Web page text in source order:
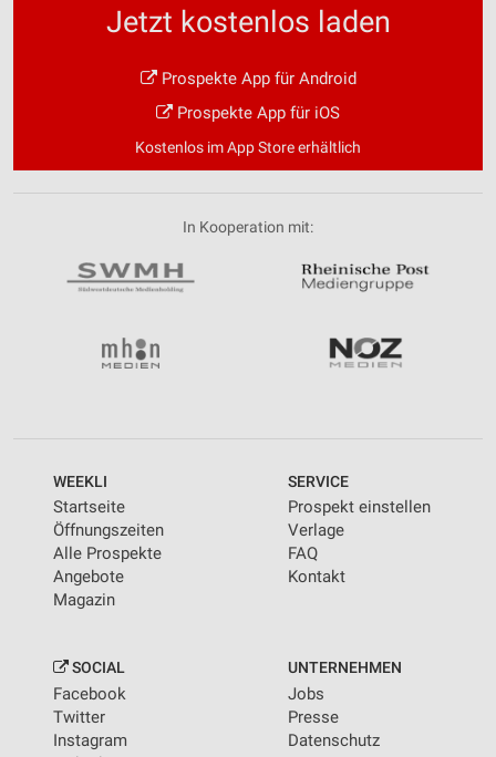
Jetzt kostenlos laden
Prospekte App für Android
Prospekte App für iOS
Kostenlos im App Store erhältlich
In Kooperation mit:
WEEKLI
Startseite
Öffnungszeiten
Alle Prospekte
Angebote
Magazin
SERVICE
Prospekt einstellen
Verlage
FAQ
Kontakt
SOCIAL
Facebook
Twitter
Instagram
UNTERNEHMEN
Jobs
Presse
Datenschutz